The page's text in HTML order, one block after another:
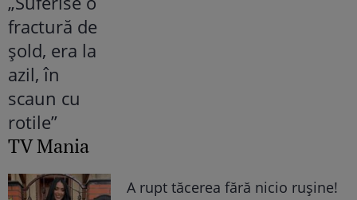
TV Mania
A rupt tăcerea fără nicio rușine!